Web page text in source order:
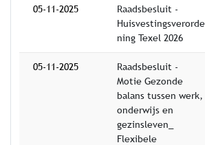
05-11-2025
Raadsbesluit -
Huisvestingsverorde
ning Texel 2026
05-11-2025
Raadsbesluit -
Motie Gezonde
balans tussen werk,
onderwijs en
gezinsleven_
Flexibele